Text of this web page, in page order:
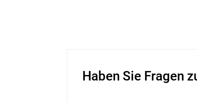
Haben Sie Fragen